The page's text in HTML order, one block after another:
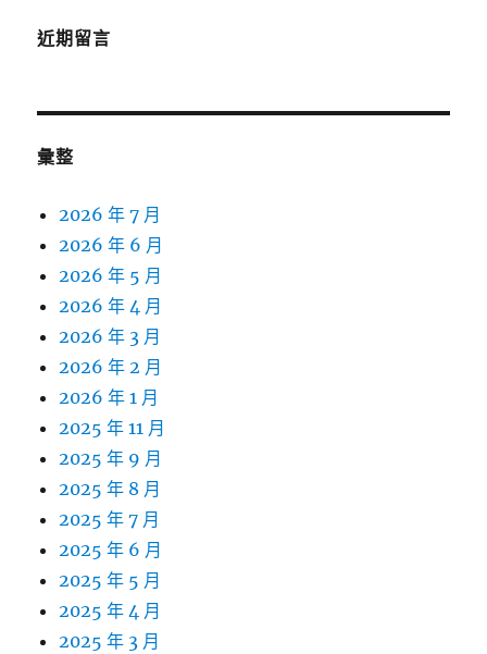
近期留言
彙整
2026 年 7 月
2026 年 6 月
2026 年 5 月
2026 年 4 月
2026 年 3 月
2026 年 2 月
2026 年 1 月
2025 年 11 月
2025 年 9 月
2025 年 8 月
2025 年 7 月
2025 年 6 月
2025 年 5 月
2025 年 4 月
2025 年 3 月